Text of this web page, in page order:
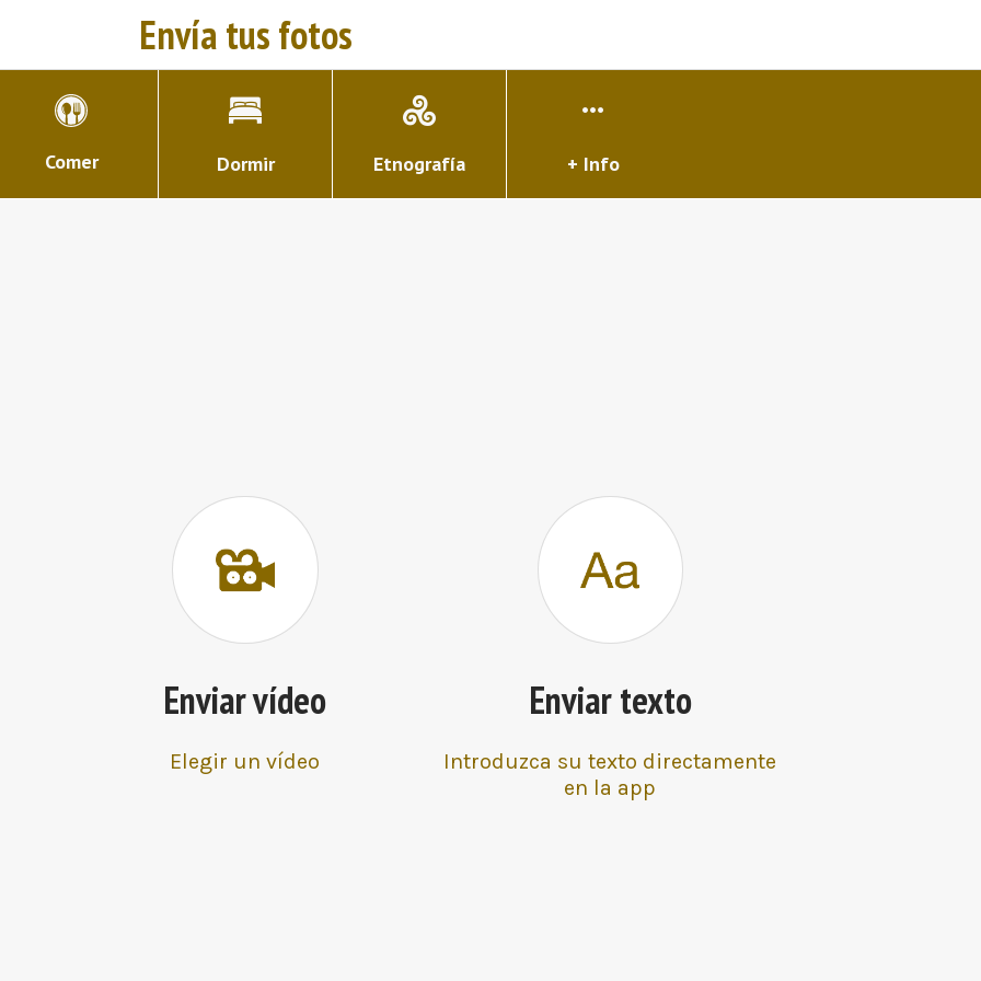
Envía tus fotos
Comer Dormir Etnografía + Info
Enviar vídeo
Elegir un vídeo
Enviar texto
Introduzca su texto directamente
en la app